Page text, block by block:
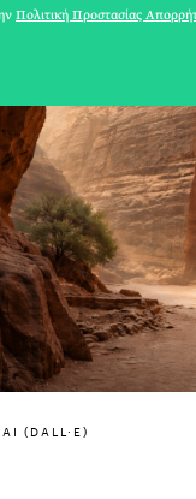
(DALL·E)
Πολιτική Προστασίας